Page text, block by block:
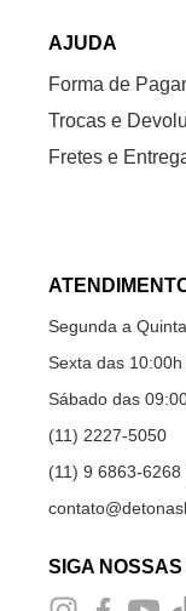
AJUDA
Forma de
Trocas e
Fretes e
Segunda a
Sexta das
Sábado das
(11) 2227-5050
(11) 9 6863-6268
SIGA